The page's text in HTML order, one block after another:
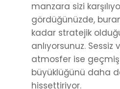
manzara sizi
gördüğünüzde,
kadar stratejik
anlıyorsunuz. Sessiz
atmosfer ise
büyüklüğünü daha
hissettiriyor.